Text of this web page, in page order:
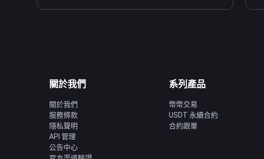
關於我們
關於我們
服務條款
隱私聲明
API 管理
公告中心
系列產品
幣幣交易
USDT 永續合約
合約跟單